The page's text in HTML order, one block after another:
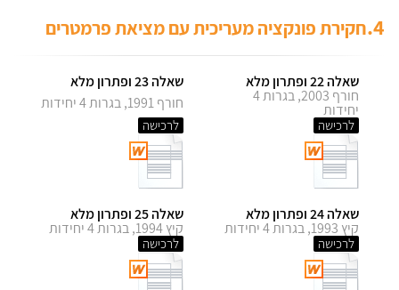
4. חקירת פונקציה מעריכית עם מציאת פרמטרים
שאלה 22 ופתרון מלא
חורף 2003, בגרות 4
יחידות
לרכישה
שאלה 23 ופתרון מלא
חורף 1991, בגרות 4 יחידות
לרכישה
שאלה 24 ופתרון מלא
קיץ 1993, בגרות 4 יחידות
לרכישה
שאלה 25 ופתרון מלא
קיץ 1994, בגרות 4 יחידות
לרכישה